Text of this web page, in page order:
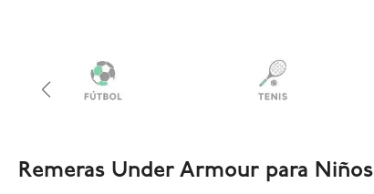
Remeras Under Armour para Niños